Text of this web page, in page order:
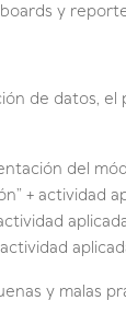
y
de datos, el
del
+ actividad
actividad
y malas